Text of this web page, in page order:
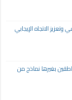
الاتجاه الإيجابي
بغيرها نماذج من